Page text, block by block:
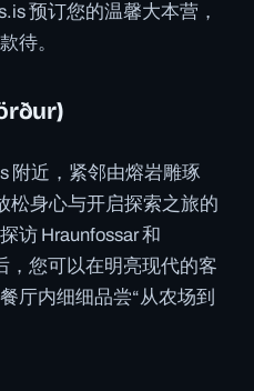
预订您的温馨大本营，
待。
附近，紧邻由熔岩雕琢
松身心与开启探索之旅的
访 Hraunfossar 和
，您可以在明亮现代的客
厅内细细品尝“从农场到